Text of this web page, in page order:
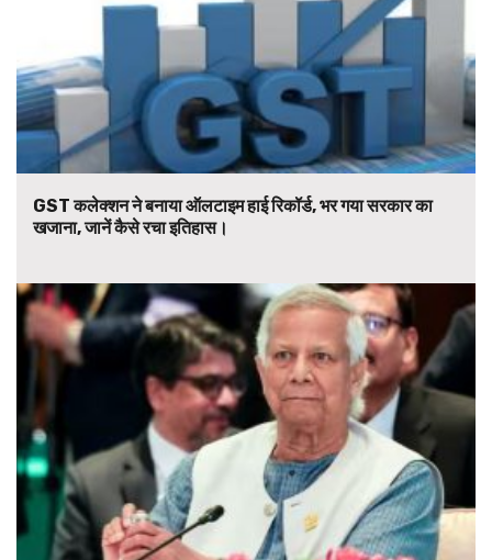
GST कलेक्शन ने बनाया ऑलटाइम हाई रिकॉर्ड, भर गया सरकार का
खजाना, जानें कैसे रचा इतिहास।